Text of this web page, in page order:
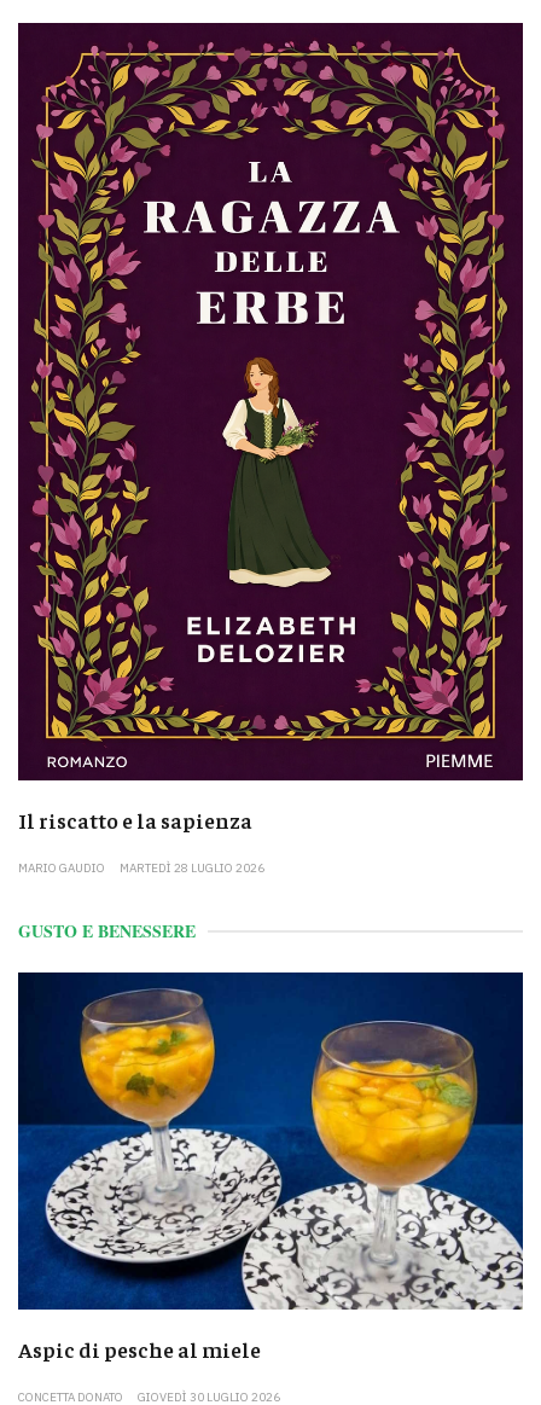
Il riscatto e la sapienza
MARIO GAUDIO MARTEDÌ 28 LUGLIO 2026
GUSTO E BENESSERE
Aspic di pesche al miele
CONCETTA DONATO GIOVEDÌ 30 LUGLIO 2026